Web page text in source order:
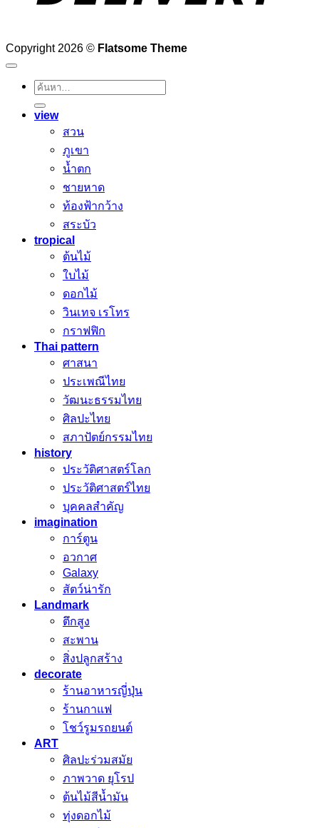
Copyright 2026 © Flatsome Theme
ค้นหา:
view
สวน
ภูเขา
น้ำตก
ชายหาด
ท้องฟ้ากว้าง
สระบัว
tropical
ต้นไม้
ใบไม้
ดอกไม้
วินเทจ เรโทร
กราฟฟิก
Thai pattern
ศาสนา
ประเพณีไทย
วัฒนะธรรมไทย
ศิลปะไทย
สภาปัตย์กรรมไทย
history
ประวัติศาสตร์โลก
ประวัติศาสตร์ไทย
บุคคลสำคัญ
imagination
การ์ตูน
อวกาศ
Galaxy
สัตว์น่ารัก
Landmark
ตึกสูง
สะพาน
สิ่งปลูกสร้าง
decorate
ร้านอาหารญี่ปุ่น
ร้านกาแฟ
โชว์รูมรถยนต์
ART
ศิลปะร่วมสมัย
ภาพวาด ยุโรป
ต้นไม้สีน้ำมัน
ทุ่งดอกไม้